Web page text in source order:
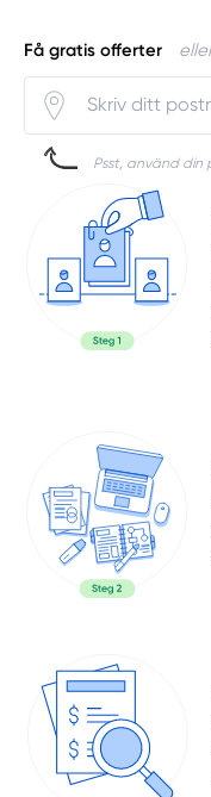
Få gratis offerter
Psst, använd din